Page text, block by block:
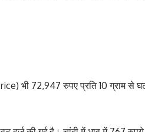
भी 72,947 रुपए प्रति 10 ग्राम से